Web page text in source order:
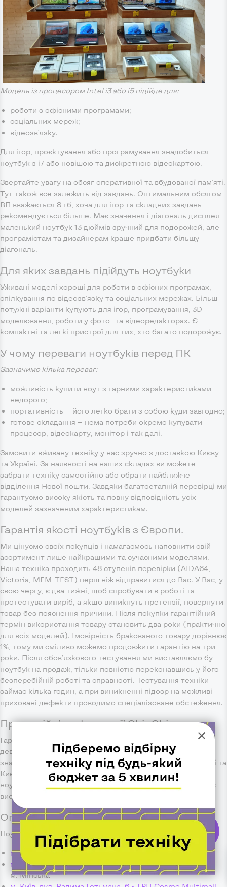
ChipChip
Модель із процесором Intel i3 або i5 підійде для:
роботи з офісними програмами;
соціальних мереж;
відеозв'язку.
Для ігор, проєктування або програмування знадобиться
ноутбук з i7 або новішою та дискретною відеокартою.
Звертайте увагу на обсяг оперативної та вбудованої пам'яті.
Тут також все залежить від завдань. Оптимальним обсягом
ВП вважається 8 гб, хоча для ігор та складних завдань
рекомендується більше. Має значення і діагональ дисплея —
маленький ноутбук 13 дюймів зручний для подорожей, але
програмістам та дизайнерам краще придбати більшу
діагональ.
Для яких завдань підійдуть ноутбуки
Уживані моделі хороші для роботи в офісних програмах,
спілкування по відеозв'язку та соціальних мережах. Більш
потужні варіанти купують для ігор, програмування, 3D
моделювання, роботи у фото- та відеоредакторах. Є
компактні та легкі пристрої для тих, хто багато подорожує.
У чому переваги ноутбуків перед ПК
Зазначимо кілька переваг:
можливість купити ноут з гарними характеристиками
недорого;
портативність — його легко брати з собою куди завгодно;
готове складання — нема потреби окремо купувати
процесор, відеокарту, монітор і так далі.
Замовити вживану техніку у нас зручно з доставкою Києву
та Україні. За наявності на наших складах ви можете
забрати техніку самостійно або обрати найближче
відділення Нової пошти. Завдяки багатоетапній перевірці ми
гарантуємо високу якість та повну відповідність усіх
моделей зазначеним характеристикам.
Гарантія якості ноутбуків з Європи.
Ми цінуємо своїх покупців і намагаємось наповнити свій
асортимент лише найкращими та сучасними моделями.
Наша техніка проходить 48 ступенів перевірки (AIDA64,
Victoria, MEM-TEST) перш ніж відправитися до Вас. У Вас, у
свою чергу, є два тижні, щоб спробувати в роботі та
протестувати виріб, а якщо виникнуть претензії, повернути
товар без пояснення причини. Після покупки гарантійний
термін використання товару становить два роки (практично
для всіх моделей). Імовірність бракованого товару дорівнює
1%, тому ми сміливо можемо продовжити гарантію на три
роки. Після обов'язкового тестування ми виставляємо бу
ноутбук на продаж, тільки повністю переконавшись у його
безперебійній роботі та справності. Тестування техніки
займає кілька годин, а при виникненні підозр на можливі
приховані дефекти проводимо спеціалізоване обстеження.
Про надійність компанії ChipChip
Гарантом якості роботи є відгуки наших клієнтів та
дев'ятирічний досвід роботи. Магазини компанії
знаходяться в найбільших містах України - Харкові, Дніпрі та
Києві і раді надати Вам свою допомогу в підборі кращого
ноутбука з Європи. З 2014 року компанія працює та радує
високоякісною недорогою технікою всю нашу країну.
Оплата та доставка ноутбуків з Європи
Ноутбук можна забрати самостійно з таких магазинів:
м. Київ, вул. Велика Васильківська, 65
- м. Олімпійська
м. Київ, пр. Оболонський, 19 - ТЦ Smart Plaza Obolon
м. Мінська